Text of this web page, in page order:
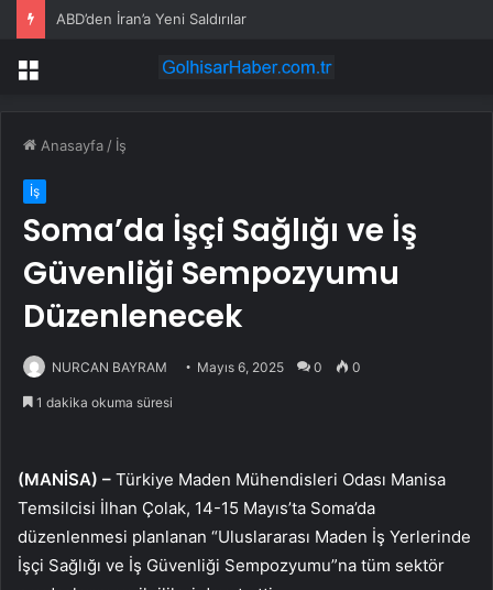
ABD’den İran’a Yeni Saldırılar
Menü
Anasayfa / İş
İş
Soma’da İşçi Sağlığı ve İş
Güvenliği Sempozyumu
Düzenlenecek
NURCAN BAYRAM Mayıs 6, 2025 0 0
1 dakika okuma süresi
(MANİSA) – Türkiye Maden Mühendisleri Odası Manisa
Temsilcisi İlhan Çolak, 14-15 Mayıs’ta Soma’da
düzenlenmesi planlanan “Uluslararası Maden İş Yerlerinde
İşçi Sağlığı ve İş Güvenliği Sempozyumu”na tüm sektör